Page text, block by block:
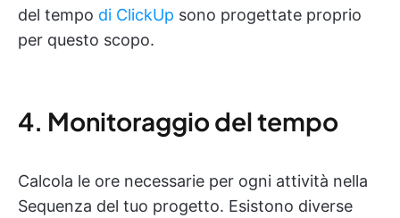
del tempo di ClickUp sono progettate proprio
per questo scopo.
4. Monitoraggio del tempo
Calcola le ore necessarie per ogni attività nella
Sequenza del tuo progetto. Esistono diverse